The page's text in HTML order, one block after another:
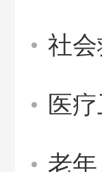
社会
医
老